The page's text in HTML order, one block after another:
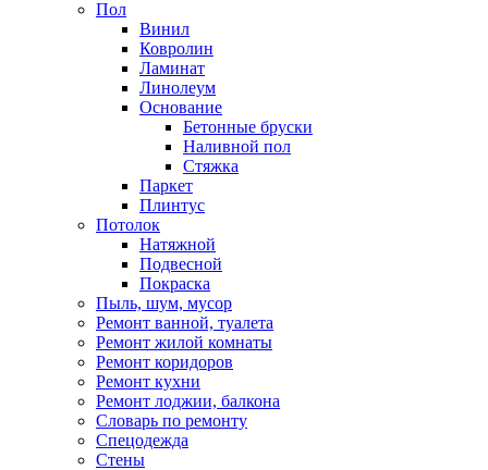
Пол
Винил
Ковролин
Ламинат
Линолеум
Основание
Бетонные бруски
Наливной пол
Стяжка
Паркет
Плинтус
Потолок
Натяжной
Подвесной
Покраска
Пыль, шум, мусор
Ремонт ванной, туалета
Ремонт жилой комнаты
Ремонт коридоров
Ремонт кухни
Ремонт лоджии, балкона
Словарь по ремонту
Спецодежда
Стены